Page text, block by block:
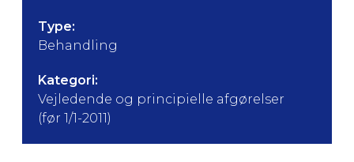
Type:
Behandling
Kategori:
Vejledende og principielle afgørelser
(før 1/1-2011)